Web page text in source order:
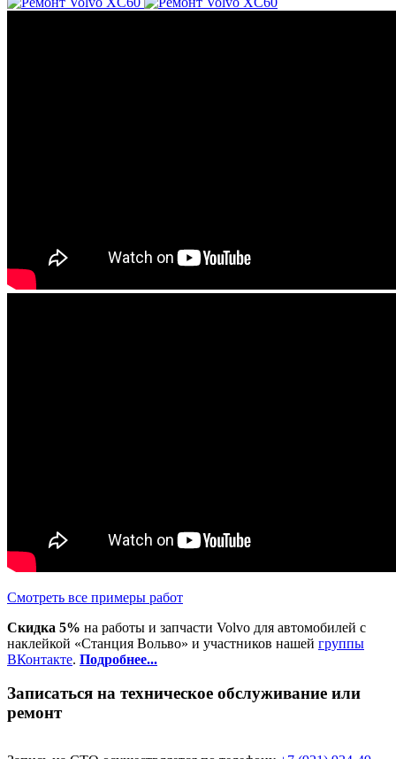
Смотреть все примеры работ
Скидка 5% на работы и запчасти Volvo для автомобилей с
наклейкой «Станция Вольво» и участников нашей группы
ВКонтакте. Подробнее...
Записаться на техническое обслуживание или
ремонт